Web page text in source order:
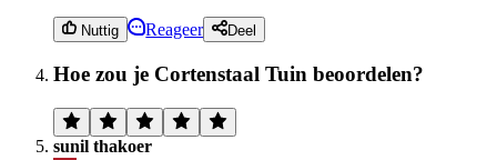
Nuttig Reageer Deel
Hoe zou je Cortenstaal Tuin beoordelen?
sunil thakoer